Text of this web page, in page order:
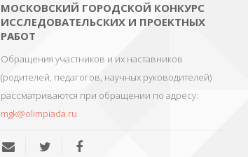
МОСКОВСКИЙ ГОРОДСКОЙ КОНКУРС
ИССЛЕДОВАТЕЛЬСКИХ И ПРОЕКТНЫХ
РАБОТ
Обращения участников и их наставников
(родителей, педагогов, научных руководителей)
рассматриваются при обращении по адресу:
mgk@olimpiada.ru